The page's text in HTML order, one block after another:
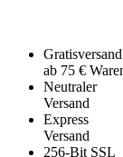
Gratisversand
ab 75 €
Neutraler
Versand
Express
Versand
256-Bit SSL